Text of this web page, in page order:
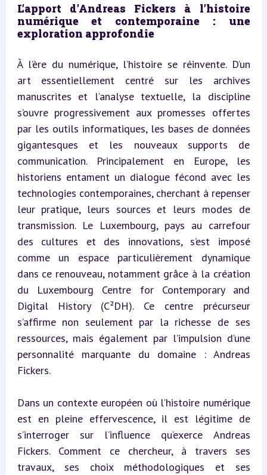
L’apport d’Andreas Fickers à l’histoire
numérique et contemporaine : une
exploration approfondie
À l’ère du numérique, l’histoire se réinvente. D’un
art essentiellement centré sur les archives
manuscrites et l’analyse textuelle, la discipline
s’ouvre progressivement aux promesses offertes
par les outils informatiques, les bases de données
gigantesques et les nouveaux supports de
communication. Principalement en Europe, les
historiens entament un dialogue fécond avec les
technologies contemporaines, cherchant à repenser
leur pratique, leurs sources et leurs modes de
transmission. Le Luxembourg, pays au carrefour
des cultures et des innovations, s’est imposé
comme un espace particulièrement dynamique
dans ce renouveau, notamment grâce à la création
du Luxembourg Centre for Contemporary and
Digital History (C²DH). Ce centre précurseur
s’affirme non seulement par la richesse de ses
ressources, mais également par l’impulsion d’une
personnalité marquante du domaine : Andreas
Fickers.
Dans un contexte européen où l’histoire numérique
est en pleine effervescence, il est légitime de
s’interroger sur l’influence qu’exerce Andreas
Fickers. Comment ce chercheur, à travers ses
travaux, ses choix méthodologiques et ses